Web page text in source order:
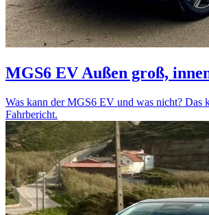
MGS6 EVAußen groß,
Was kann der MGS6 EV und was nicht? Das
Fahrbericht.